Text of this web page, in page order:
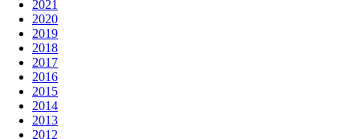
2021
2020
2019
2018
2017
2016
2015
2014
2013
2012